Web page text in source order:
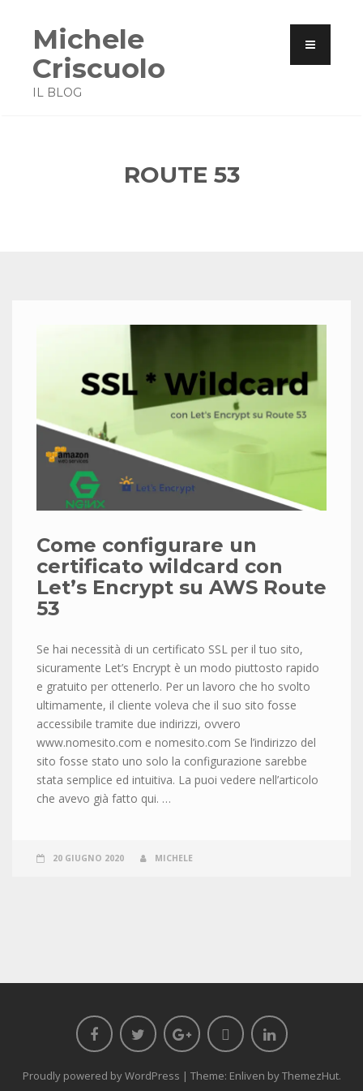
Michele
Criscuolo
IL BLOG
ROUTE 53
Come configurare un
certificato wildcard con
Let’s Encrypt su AWS Route
53
Se hai necessità di un certificato SSL per il tuo sito,
sicuramente Let’s Encrypt è un modo piuttosto rapido
e gratuito per ottenerlo. Per un lavoro che ho svolto
ultimamente, il cliente voleva che il suo sito fosse
accessibile tramite due indirizzi, ovvero
www.nomesito.com e nomesito.com Se l’indirizzo del
sito fosse stato uno solo la configurazione sarebbe
stata semplice ed intuitiva. La puoi vedere nell’articolo
che avevo già fatto qui. …
20 GIUGNO 2020 MICHELE
Proudly powered by WordPress | Theme: Enliven byThemezHut.